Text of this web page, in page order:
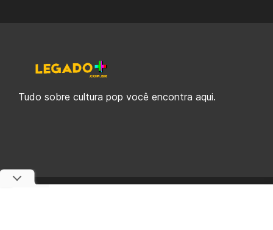
Tudo sobre cultura pop você encontra aqui.